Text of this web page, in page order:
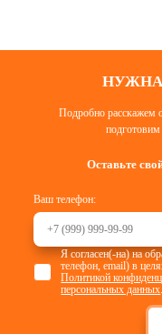
НУЖНА
Подробно расскажем
подготовим
Оставьте
Ваш телефон:
Я согласен(-на) на
телефон, email) в
Политикой
персональных данных.